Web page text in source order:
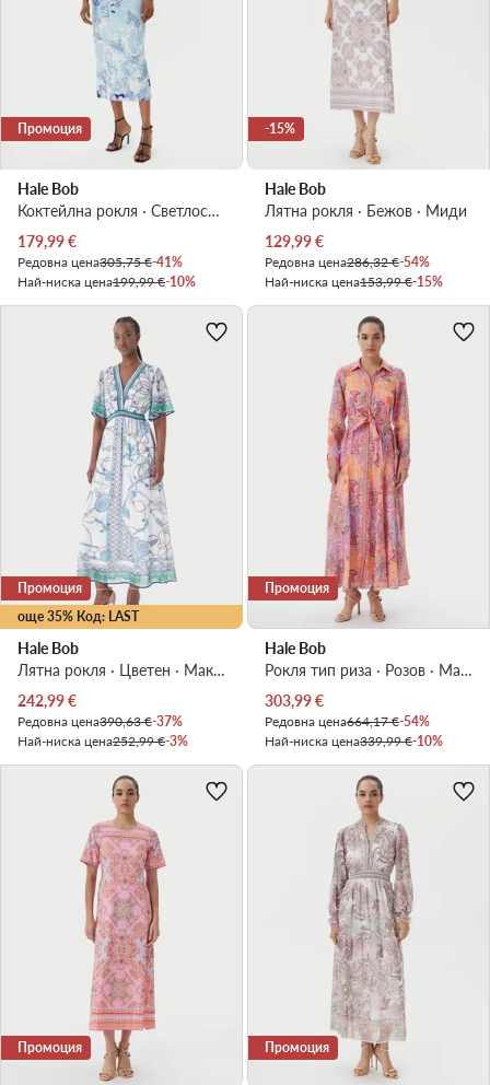
Промоция
Hale Bob
Коктейлна рокля · Светлосин · Миди
Актуална цена
179,99€
Редовна цена305,75 €-41%
Най-ниска цена199,99 €-10%
-15%
Hale Bob
Лятна рокля · Бежов · Миди
Актуална цена
129,99€
Редовна цена286,32 €-54%
Най-ниска цена153,99 €-15%
още 35% Код: LAST
Промоция
Hale Bob
Лятна рокля · Цветен · Макси
Актуална цена
242,99€
Редовна цена390,63 €-37%
Най-ниска цена252,99 €-3%
Промоция
Hale Bob
Рокля тип риза · Розов · Макси
Актуална цена
303,99€
Редовна цена664,17 €-54%
Най-ниска цена339,99 €-10%
Промоция Промоция